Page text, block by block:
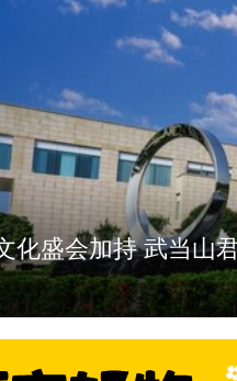
务标杆印证君澜品